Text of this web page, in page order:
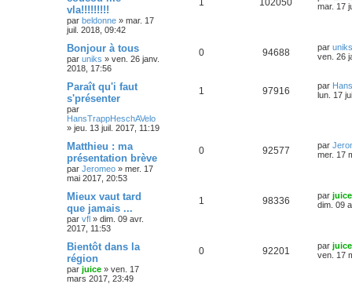
vla!!!!!!!!!
par beldonne » mar. 17
juil. 2018, 09:42
1 102050
mar. 17
Bonjour à tous
par uniks » ven. 26 janv.
2018, 17:56
0 94688 par uniks
ven. 26
Paraît qu'i faut
s'présenter
par
HansTrappHeschAVelo
» jeu. 13 juil. 2017, 11:19
1 97916 par
lun. 17
Matthieu : ma
présentation brève
par Jeromeo » mer. 17
mai 2017, 20:53
0 92577 par
mer. 17
Mieux vaut tard
que jamais ...
par vfl » dim. 09 avr.
2017, 11:53
1 98336 par juice
dim. 09
Bientôt dans la
région
par juice » ven. 17
mars 2017, 23:49
0 92201 par juice
ven. 17